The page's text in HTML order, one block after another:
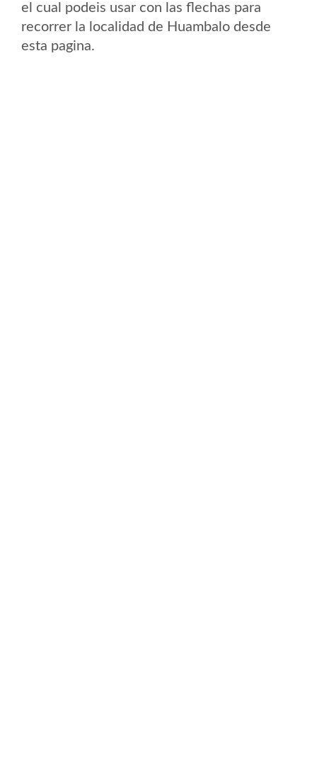
el cual podeis usar con las flechas para
recorrer la localidad de Huambalo desde
esta pagina.